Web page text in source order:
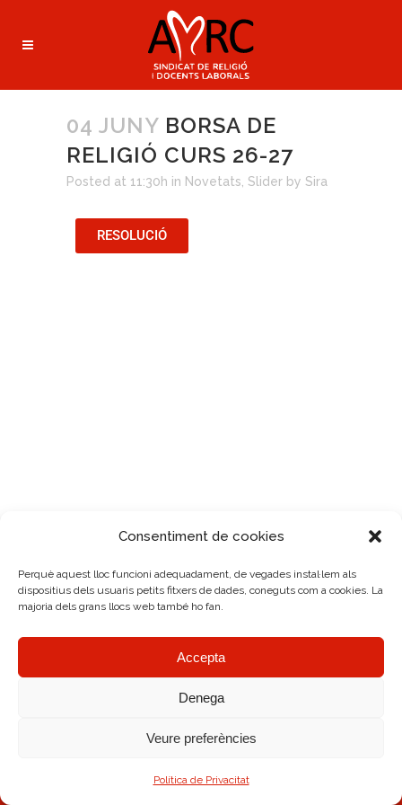
Consentiment de cookies
Perquè aquest lloc funcioni adequadament, de vegades instal·lem als
dispositius dels usuaris petits fitxers de dades, coneguts com a cookies. La
majoria dels grans llocs web també ho fan.
Accepta
Denega
Veure preferències
Política de Privacitat
04 JUNY BORSA DE
RELIGIÓ CURS 26-27
Posted at 11:30h in Novetats Slider by Sira
RESOLUCIÓ
Diseño Web